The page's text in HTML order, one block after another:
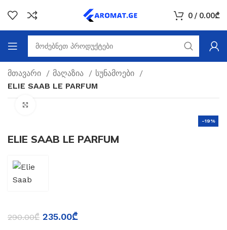
0 / 0.00₾
მთავარი მაღაზია
სუნამოები
ELIE SAAB LE PARFUM
-19%
ELIE SAAB LE PARFUM
290.00₾ 235.00₾